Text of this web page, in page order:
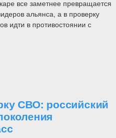
все заметнее превращается
альянса, а в проверку
идти в противостоянии с
СВО: российский